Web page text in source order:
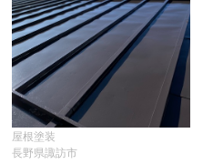
屋根塗装
長野県諏訪市